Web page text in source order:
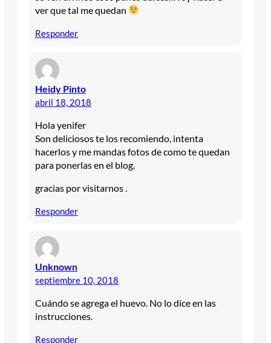
ver que tal me quedan
Responder
Heidy Pinto
abril 18, 2018
Hola yenifer
Son deliciosos te los recomiendo, intenta
hacerlos y me mandas fotos de como te quedan
para ponerlas en el blog.
gracias por visitarnos .
Responder
Unknown
septiembre 10, 2018
Cuándo se agrega el huevo. No lo dice en las
instrucciones.
Responder